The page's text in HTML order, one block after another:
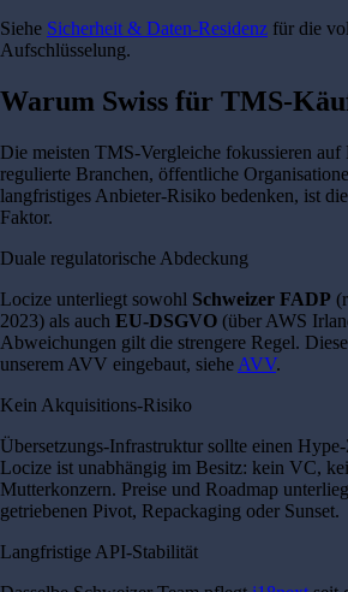
Siehe Sicherheit & Daten-Residenz für die
Aufschlüsselung.
Warum Swiss für TMS-
Die meisten TMS-Vergleiche fokussieren auf
regulierte Branchen, öffentliche
langfristiges Anbieter-Risiko bedenken, ist
Faktor.
Duale regulatorische Abdeckung
Locize unterliegt sowohl Schweizer FADP
2023) als auch EU-DSGVO (über AWS
Abweichungen gilt die strengere Regel.
unserem AVV eingebaut, siehe AVV.
Kein Akquisitions-Risiko
Übersetzungs-Infrastruktur sollte einen
Locize ist unabhängig im Besitz: kein VC,
Mutterkonzern. Preise und Roadmap
getriebenen Pivot, Repackaging oder Sunset.
Langfristige API-Stabilität